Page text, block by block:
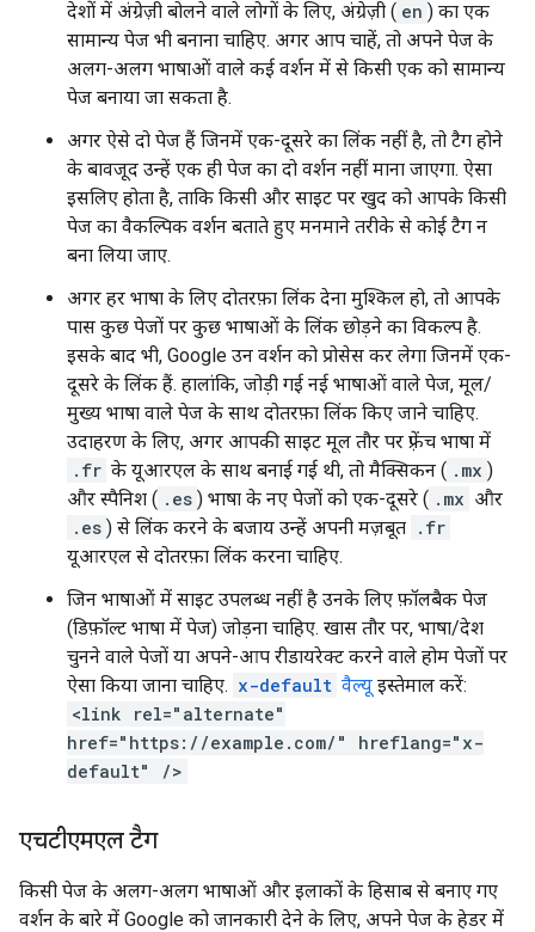
देशों में अंग्रेज़ी बोलने वाले लोगों के लिए, अंग्रेज़ी ( en ) का एक
सामान्य पेज भी बनाना चाहिए. अगर आप चाहें, तो अपने पेज के
अलग-अलग भाषाओं वाले कई वर्शन में से किसी एक को सामान्य
पेज बनाया जा सकता है.
अगर ऐसे दो पेज हैं जिनमें एक-दूसरे का लिंक नहीं है, तो टैग होने
के बावजूद उन्हें एक ही पेज का दो वर्शन नहीं माना जाएगा. ऐसा
इसलिए होता है, ताकि किसी और साइट पर खुद को आपके किसी
पेज का वैकल्पिक वर्शन बताते हुए मनमाने तरीके से कोई टैग न
बना लिया जाए.
अगर हर भाषा के लिए दोतरफ़ा लिंक देना मुश्किल हो, तो आपके
पास कुछ पेजों पर कुछ भाषाओं के लिंक छोड़ने का विकल्प है.
इसके बाद भी, Google उन वर्शन को प्रोसेस कर लेगा जिनमें एक-
दूसरे के लिंक हैं. हालांकि, जोड़ी गई नई भाषाओं वाले पेज, मूल/
मुख्य भाषा वाले पेज के साथ दोतरफ़ा लिंक किए जाने चाहिए.
उदाहरण के लिए, अगर आपकी साइट मूल तौर पर फ़्रेंच भाषा में
.fr के यूआरएल के साथ बनाई गई थी, तो मैक्सिकन ( .mx )
और स्पैनिश ( .es ) भाषा के नए पेजों को एक-दूसरे ( .mx और
.es ) से लिंक करने के बजाय उन्हें अपनी मज़बूत .fr
यूआरएल से दोतरफ़ा लिंक करना चाहिए.
जिन भाषाओं में साइट उपलब्ध नहीं है उनके लिए फ़ॉलबैक पेज
(डिफ़ॉल्ट भाषा में पेज) जोड़ना चाहिए. खास तौर पर, भाषा/देश
चुनने वाले पेजों या अपने-आप रीडायरेक्ट करने वाले होम पेजों पर
ऐसा किया जाना चाहिए. x-default वैल्यू इस्तेमाल करें:
<link rel="alternate"
href="https://example.com/" hreflang="x-
default" />
एचटीएमएल टैग
किसी पेज के अलग-अलग भाषाओं और इलाकों के हिसाब से बनाए गए
वर्शन के बारे में Google को जानकारी देने के लिए, अपने पेज के हेडर में